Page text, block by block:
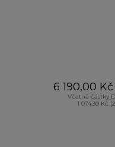
6 190,00 Kč
Včetně částky
1 074,30 Kč